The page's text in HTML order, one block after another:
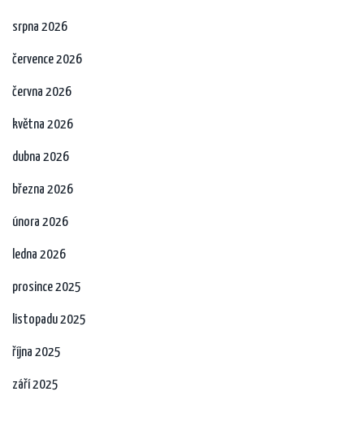
srpna 2026
července 2026
června 2026
května 2026
dubna 2026
března 2026
února 2026
ledna 2026
prosince 2025
listopadu 2025
října 2025
září 2025